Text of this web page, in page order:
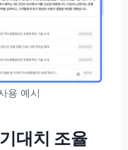
용 예시
대치 조율